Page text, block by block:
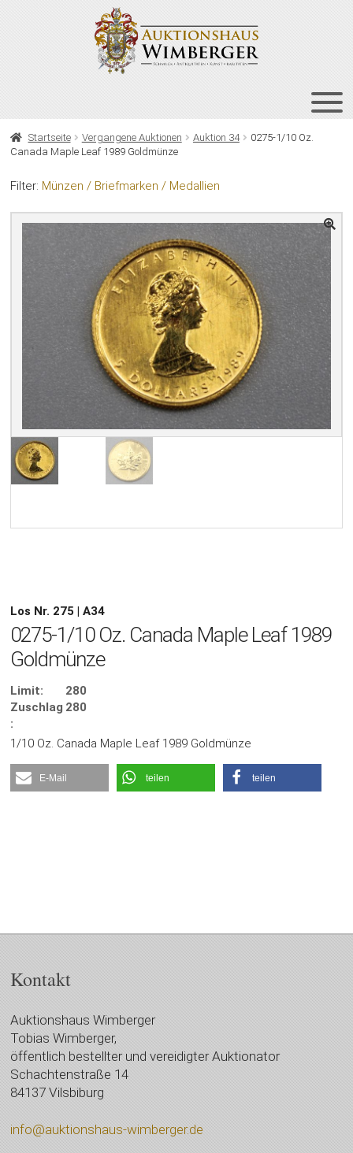
HOME
VERGANGENE AUKTIONEN
ÜBER UNS
KONTAKT
NEWSLETTER
Startseite Vergangene Auktionen Auktion 34
0275-1/10 Oz.
Canada Maple Leaf 1989 Goldmünze
Filter: Münzen / Briefmarken / Medallien
Los Nr. 275 | A34
0275-1/10 Oz. Canada Maple Leaf 1989
Goldmünze
Limit:
280
Zuschlag
:
280
1/10 Oz. Canada Maple Leaf 1989 Goldmünze
E-Mail teilen teilen
Kontakt
Auktionshaus Wimberger
Tobias Wimberger,
öffentlich bestellter und vereidigter Auktionator
Schachtenstraße 14
84137 Vilsbiburg
info@auktionshaus-wimberger.de